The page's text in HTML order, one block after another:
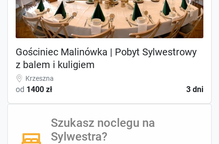
Gościniec Malinówka | Pobyt Sylwestrowy
z balem i kuligiem
Krzeszna
od 1400 zł 3 dni
Szukasz noclegu na
Sylwestra?